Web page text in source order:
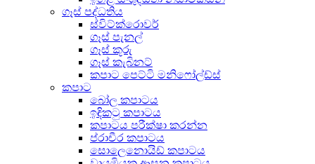
ගෑස් පද්ධතිය
ස්විට්ක්රොවර්
ගෑස් පැනල්
ගෑස් කූරු
ගෑස් කැබිනට්
කපාට පෙට්ටි මනිෆෝල්ඩ්ස්
කපාට
බෝල කපාටය
ඉඳිකටු කපාටය
කපාටය පරීක්ෂා කරන්න
ප්රාචීර කපාටය
සොලෙනොයිඩ් කපාටය